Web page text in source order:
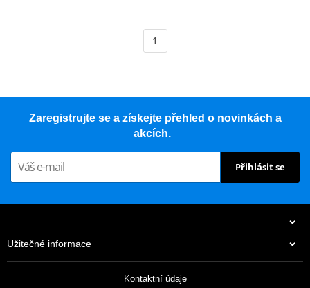
1
Zaregistrujte se a získejte přehled o novinkách a
akcích.
Přihlásit se
Užitečné informace
Kontaktní údaje